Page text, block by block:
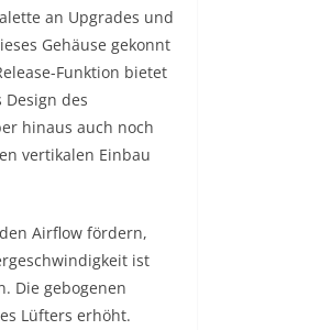
an Upgrades und
Gehäuse gekonnt
Funktion bietet
des
hinaus auch noch
vertikalen Einbau
Airflow fördern,
ist
Die gebogenen
Lüfters erhöht.